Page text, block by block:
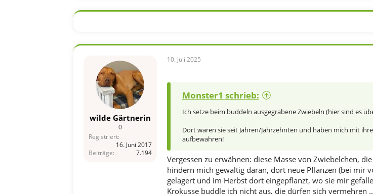
e
n
:
wilde Gärtnerin
0
Registriert
16. Juni 2017
Beiträge
7.194
10. Juli 2025
Monster1 schrieb:
Ich setze beim buddeln ausgegrabene Zwiebeln (hier sind es
Dort waren sie seit Jahren/Jahrzehnten und haben mich mit
aufbewahren!
Vergessen zu erwähnen: diese Masse von Zwiebelchen,
hindern mich gewaltig daran, dort neue Pflanzen (bei mir
gelagert und im Herbst dort eingepflanzt, wo sie mir
Krokusse buddle ich nicht aus, die dürfen sich vermehren